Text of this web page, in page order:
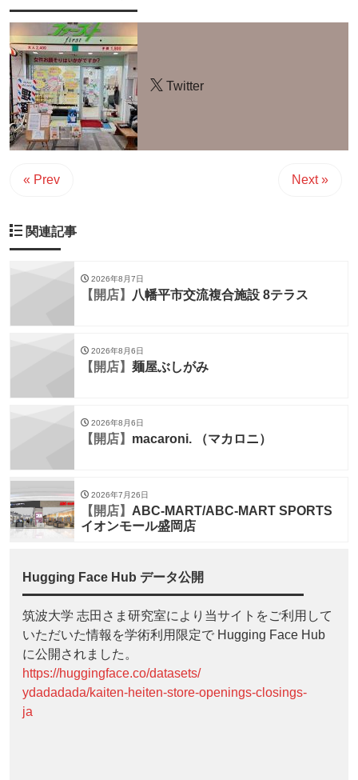
Twitter
« Prev Next »
関連記事
2026年8月7日
【開店】 八幡平市交流複合施設 8テラス
2026年8月6日
【開店】 麺屋ぶしがみ
2026年8月6日
【開店】 macaroni. （マカロニ）
2026年7月26日
【開店】 ABC-MART/ABC-MART SPORTS
イオンモール盛岡店
Hugging Face Hub データ公開
筑波大学 志田さま研究室により当サイトをご利用して
いただいた情報を学術利用限定で Hugging Face Hub
に公開されました。
https://huggingface.co/datasets/
ydadadada/kaiten-heiten-store-openings-closings-
ja